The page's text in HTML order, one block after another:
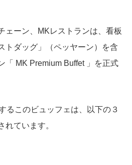
ェーン、MKレストランは、看板
トダッグ」（ペッヤーン）を含
「 MK Premium Buffet 」を正式
るこのビュッフェは、以下の３
れています。